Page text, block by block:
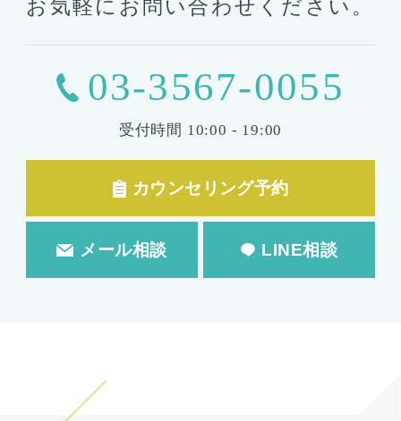
お気軽にお問い合わせください。
03-3567-0055
受付時間 10:00 - 19:00
カウンセリング予約
メール相談 LINE相談